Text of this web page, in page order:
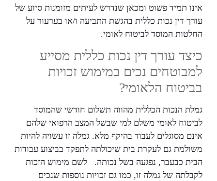
אינו תמיד פשוט ומכאן שנדרש לעיתים מזומנות סיוע של
עורך דין נכות כללית בהגשת התביעה ו/או בערעור על
החלטות המוסד לביטוח לאומי.
כיצד עורך דין נכות כללית מסייע
למבוטחים נכים במימוש זכויות
בביטוח הלאומי?
גמלת הנכות הכללית מהווה תשלום חודשי שהמוסד
לביטוח לאומי משלם למי שבשל המצב הרפואי שלהם
אינם מסוגלים לעבוד בהיקף מלא. גמלה זו עשויה להיות
משולמת גם לעקרת בית שיכולתה לתפקד בביצוע עבודות
הבית כבעבר, נפגעה בשל נכותה. לשם מימוש הזכות
לקבלתה של גמלה זו, כמו גם זכויות נוספות שנכים